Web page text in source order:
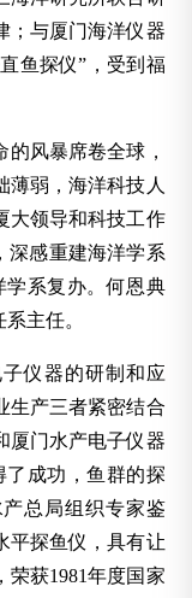
；与厦门海洋仪器
鱼探仪”，受到福
风暴席卷全球，
薄弱，海洋科技人
大领导和科技工作
深感重建海洋学系
学系复办。何恩典
主任。
仪器的研制和应
生产三者紧密结合
厦门水产电子仪器
了成功，鱼群的探
总局组织专家鉴
平探鱼仪，具有让
荣获1981年度国家